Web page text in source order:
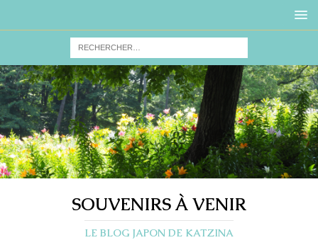
SOUVENIRS À VENIR
LE BLOG JAPON DE KATZINA